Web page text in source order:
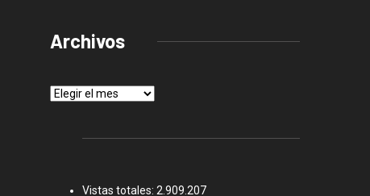
Archivos
Archivos
Vistas totales: 2.909.207